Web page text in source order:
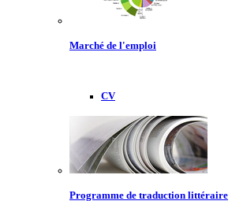
Marché de l'emploi
CV
Programme de traduction littéraire